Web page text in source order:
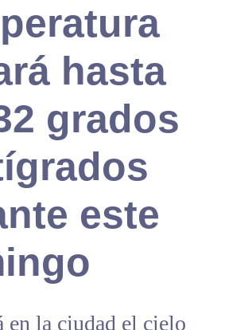
hasta
grados
este
en la ciudad el cielo